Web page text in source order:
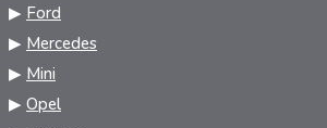
Ford
Mercedes
Mini
Opel